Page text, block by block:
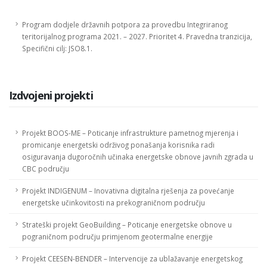
Program dodjele državnih potpora za provedbu Integriranog
teritorijalnog programa 2021. – 2027. Prioritet 4. Pravedna tranzicija,
Specifični cilj: JSO8.1.
Izdvojeni projekti
Projekt BOOS-ME – Poticanje infrastrukture pametnog mjerenja i
promicanje energetski održivog ponašanja korisnika radi
osiguravanja dugoročnih učinaka energetske obnove javnih zgrada u
CBC području
Projekt INDIGENUM – Inovativna digitalna rješenja za povećanje
energetske učinkovitosti na prekograničnom području
Strateški projekt GeoBuilding – Poticanje energetske obnove u
pograničnom području primjenom geotermalne energije
Projekt CEESEN-BENDER – Intervencije za ublažavanje energetskog